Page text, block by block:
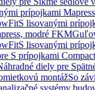
prípojkami Mapress
S lisovanými
modré FKM
S lisovanými
S prípojkami Compact
diely pre
montážSo
systémy